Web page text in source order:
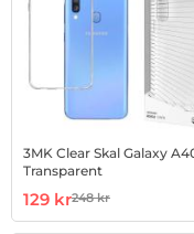
3MK Clear Skal Galaxy
Transparent
Art. nr 1002866171
rea pris
129 krtidigare pris
248 kr